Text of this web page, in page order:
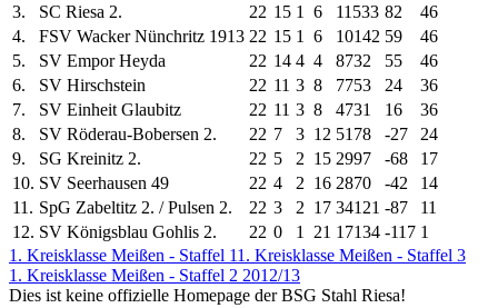
3.
SC Riesa 2. 22 15 1 6 11533 82
46
4.
FSV Wacker Nünchritz 1913 22 15 1 6 10142 59
46
5.
SV Empor Heyda 22 14 4 4 8732 55
46
6.
SV Hirschstein 22 11 3 8 7753 24
36
7.
SV Einheit Glaubitz 22 11 3 8 4731 16
36
8.
SV Röderau-Bobersen 2. 22 7 3 12 51 78 -27
24
9.
SG Kreinitz 2. 22 5 2 15 2997 -68
17
10. SV Seerhausen 49 22 4 2 16 2870 -42
14
11. SpG Zabeltitz 2. / Pulsen 2. 22 3 2 17 34121 -87
11
12. SV Königsblau Gohlis 2. 22 0 1 21 17134 -117 1
1. Kreisklasse Meißen - Staffel 11. Kreisklasse Meißen - Staffel 3
1. Kreisklasse Meißen - Staffel 2 2012/13
Dies ist keine offizielle Homepage der BSG Stahl Riesa!